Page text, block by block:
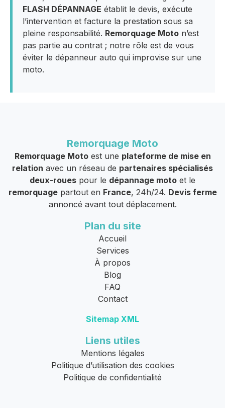
FLASH DÉPANNAGE établit le devis, exécute
l’intervention et facture la prestation sous sa
pleine responsabilité. Remorquage Moto n’est
pas partie au contrat ; notre rôle est de vous
éviter le dépanneur auto qui improvise sur une
moto.
Remorquage Moto
Remorquage Motoest une plateforme de mise en
relation avec un réseau de partenaires spécialisés
deux-roues pour le dépannage moto et le
remorquagepartout en France, 24h/24. Devis ferme
annoncé avant tout déplacement.
Plan du site
Accueil
Services
À propos
Blog
FAQ
Contact
Sitemap XML
Liens utiles
Mentions légales
Politique d’utilisation des cookies
Politique de confidentialité